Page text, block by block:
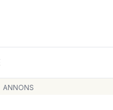
ANNONS